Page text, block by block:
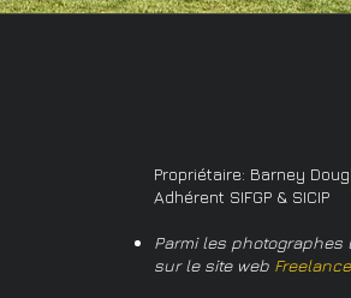
Propriétaire: Barney
Adhérent SIFGP & SICIP
Parmi les
sur le site web